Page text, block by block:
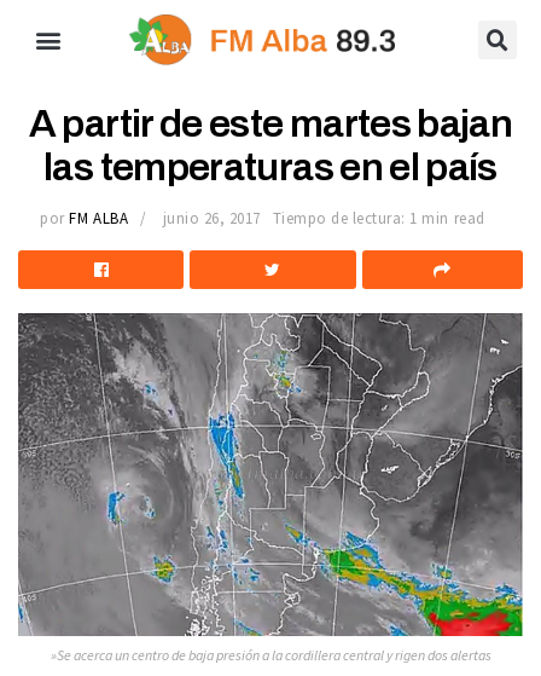
A partir de este martes bajan
las temperaturas en el país
por FM ALBA junio 26, 2017 Tiempo de lectura: 1 min read
»Se acerca un centro de baja presión a la cordillera central y rigen dos alertas